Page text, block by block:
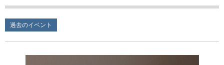
過去のイベント